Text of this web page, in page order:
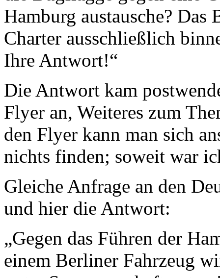
Hamburg austausche?
Charter ausschließlich
Ihre Antwort!“
Die Antwort kam
Flyer an, Weiteres zum
den Flyer kann man sich
nichts finden; soweit war
Gleiche Anfrage an den
und hier die Antwort:
„Gegen das Führen der
einem Berliner Fahrzeug